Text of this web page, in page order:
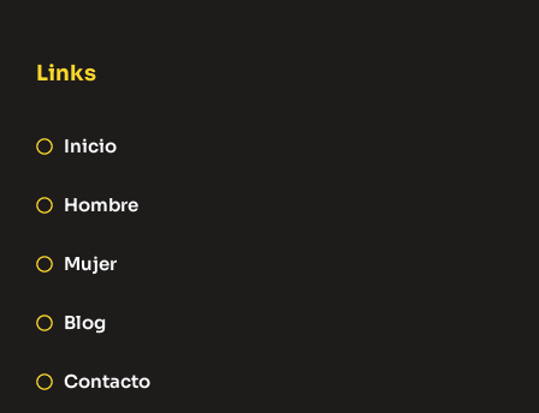
Links
Inicio
Hombre
Mujer
Blog
Contacto